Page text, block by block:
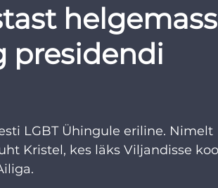
presidendi
LGBT Ühingule eriline. Nimelt
Kristel, kes läks Viljandisse